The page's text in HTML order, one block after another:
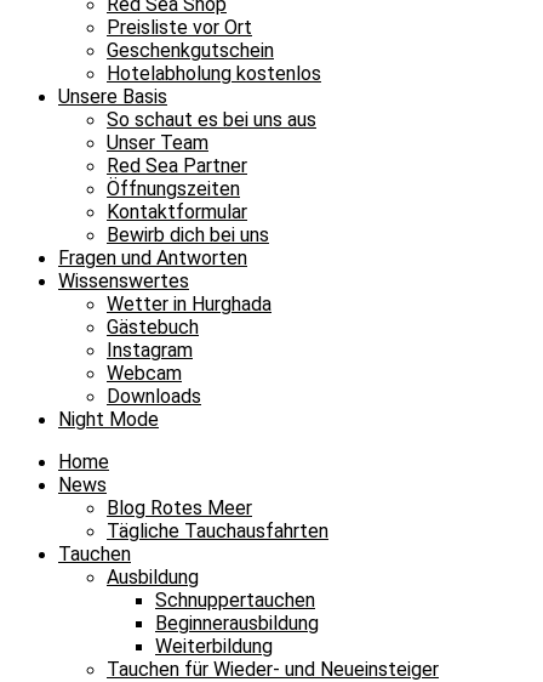
Preisliste vor Ort
Geschenkgutschein
Hotelabholung kostenlos
Unsere Basis
So schaut es bei uns aus
Unser Team
Red Sea Partner
Öffnungszeiten
Kontaktformular
Bewirb dich bei uns
Fragen und Antworten
Wissenswertes
Wetter in Hurghada
Gästebuch
Instagram
Webcam
Downloads
Night Mode
Home
News
Blog Rotes Meer
Tägliche Tauchausfahrten
Tauchen
Ausbildung
Schnuppertauchen
Beginnerausbildung
Weiterbildung
Tauchen für Wieder- und Neueinsteiger